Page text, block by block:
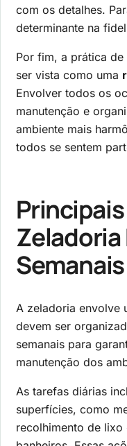
com os detalhes.
determinante na
Por fim, a prática
ser vista como uma
Envolver todos os
manutenção e
ambiente mais
todos se sentem
Zeladoria
Semanais
A zeladoria envolve
devem ser
semanais para
manutenção dos
As tarefas diárias
superfícies, como
recolhimento de lixo